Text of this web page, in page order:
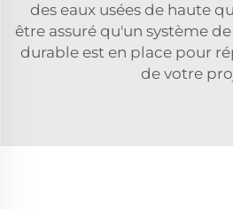
des eaux usées de haute
être assuré qu'un système
durable est en place pour
de votre